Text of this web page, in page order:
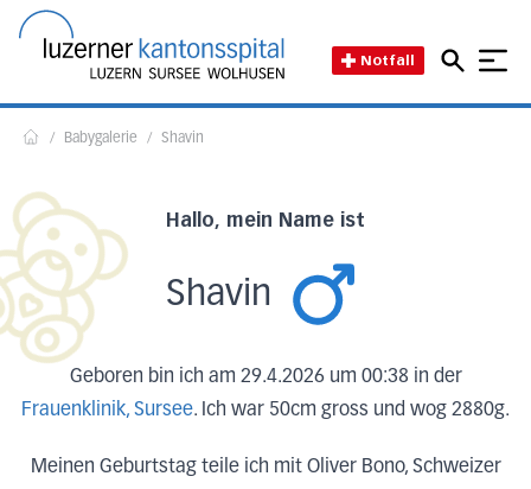
Notfall
/ Babygalerie / Shavin
Hallo, mein Name ist
Shavin
Geboren bin ich am 29.4.2026 um 00:38 in der
Frauenklinik, Sursee. Ich war 50cm gross und wog 2880g.
Meinen Geburtstag teile ich mit Oliver Bono, Schweizer